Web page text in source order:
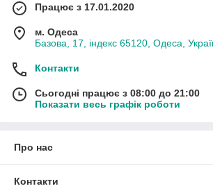
Працює з 17.01.2020
м. Одеса
Базова, 17, індекс 65120, Одеса,
Контакти
Сьогодні працює з 08:00 до 21:00
Показати весь графік роботи
Про нас
Контакти